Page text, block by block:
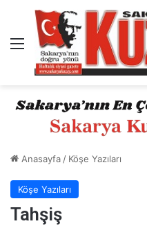
Menü
Anasayfa/ Köşe Yazıları
Köşe Yazıları
Tahşiş